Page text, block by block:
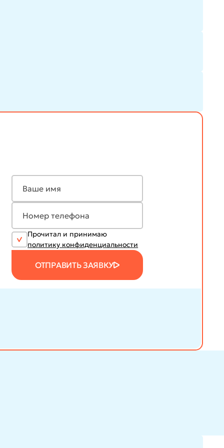
Прочитал и принимаю
политику конфиденциальности
ОТПРАВИТЬ ЗАЯВКУ